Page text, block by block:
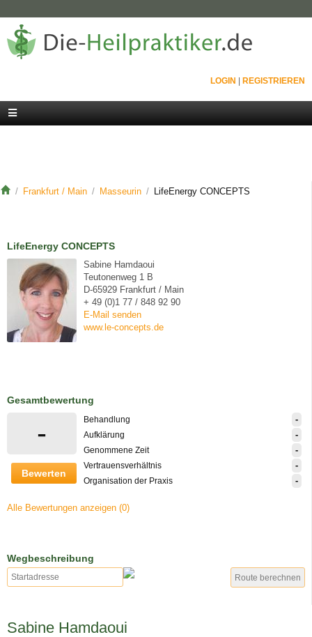
LOGIN REGISTRIEREN
Frankfurt / Main Masseurin LifeEnergy CONCEPTS
LifeEnergy CONCEPTS
Sabine Hamdaoui
Teutonenweg 1 B
D-65929 Frankfurt / Main
+ 49 (0)1 77 / 848 92 90
E-Mail senden
www.le-concepts.de
Gesamtbewertung
-
Bewerten
Behandlung -
Aufklärung -
Genommene Zeit -
Vertrauensverhältnis -
Organisation der Praxis -
Alle Bewertungen anzeigen (0)
Wegbeschreibung
Sabine Hamdaoui